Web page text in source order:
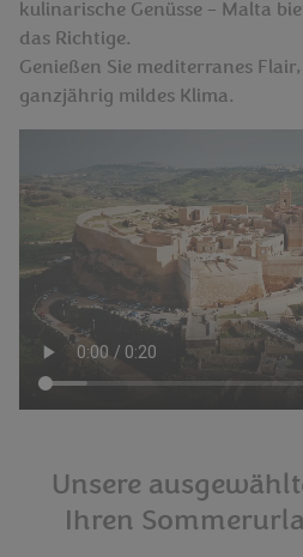
kulinarische Genüsse – Malta
das Richtige.
Genießen Sie mediterranes
ganzjährig mildes Klima.
Unsere
Ihren